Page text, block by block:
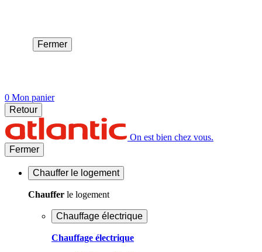
Fermer
0 Mon panier
Retour
On est bien chez vous.
Fermer
Chauffer le logement
Chauffer le logement
Chauffage électrique
Chauffage électrique